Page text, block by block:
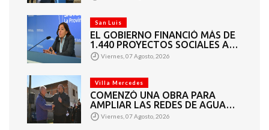
San Luis
EL GOBIERNO FINANCIÓ MÁS DE
1.440 PROYECTOS SOCIALES A
2.200 ENTIDADES DE TODA LA
PROVINCIA
Viernes, 07 Agosto, 2026
Villa Mercedes
COMENZÓ UNA OBRA PARA
AMPLIAR LAS REDES DE AGUA
POTABLE Y CLOACAS EN VILLA
MERCEDES
Viernes, 07 Agosto, 2026